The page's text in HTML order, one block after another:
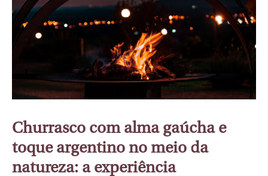
Churrasco com alma gaúcha e
toque argentino no meio da
natureza: a experiência